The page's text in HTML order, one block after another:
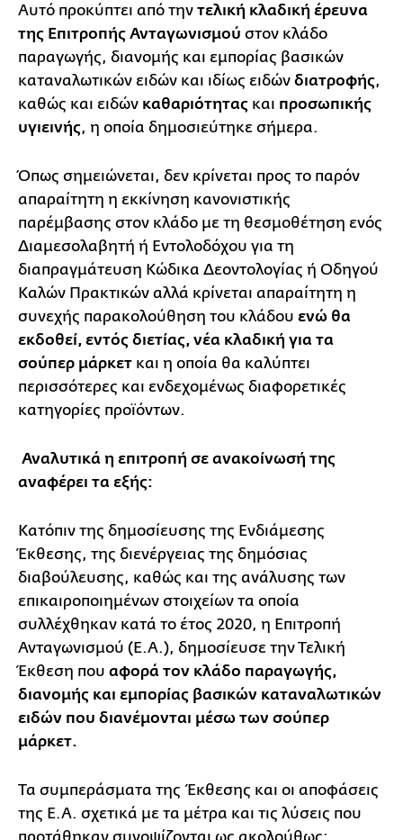
Αυτό προκύπτει από την τελική κλαδική έρευνα
της Επιτροπής Ανταγωνισμού στον κλάδο
παραγωγής, διανομής και εμπορίας βασικών
καταναλωτικών ειδών και ιδίως ειδών διατροφής,
καθώς και ειδών καθαριότητας και προσωπικής
υγιεινής, η οποία δημοσιεύτηκε σήμερα.
Όπως σημειώνεται, δεν κρίνεται προς το παρόν
απαραίτητη η εκκίνηση κανονιστικής
παρέμβασης στον κλάδο με τη θεσμοθέτηση ενός
Διαμεσολαβητή ή Εντολοδόχου για τη
διαπραγμάτευση Κώδικα Δεοντολογίας ή Οδηγού
Καλών Πρακτικών αλλά κρίνεται απαραίτητη η
συνεχής παρακολούθηση του κλάδου ενώ θα
εκδοθεί, εντός διετίας, νέα κλαδική για τα
σούπερ μάρκετ και η οποία θα καλύπτει
περισσότερες και ενδεχομένως διαφορετικές
κατηγορίες προϊόντων.
Αναλυτικά η επιτροπή σε ανακοίνωσή της
αναφέρει τα εξής:
Κατόπιν της δημοσίευσης της Ενδιάμεσης
Έκθεσης, της διενέργειας της δημόσιας
διαβούλευσης, καθώς και της ανάλυσης των
επικαιροποιημένων στοιχείων τα οποία
συλλέχθηκαν κατά το έτος 2020, η Επιτροπή
Ανταγωνισμού (Ε.Α.), δημοσίευσε την Τελική
Έκθεση που αφορά τον κλάδο παραγωγής,
διανομής και εμπορίας βασικών καταναλωτικών
ειδών που διανέμονται μέσω των σούπερ
μάρκετ.
Τα συμπεράσματα της Έκθεσης και οι αποφάσεις
της Ε.Α. σχετικά με τα μέτρα και τις λύσεις που